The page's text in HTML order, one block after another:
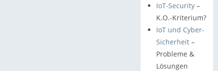
IoT-Security–
K.O.-Kriterium?
IoT und Cyber-
Sicherheit–
Probleme &
Lösungen